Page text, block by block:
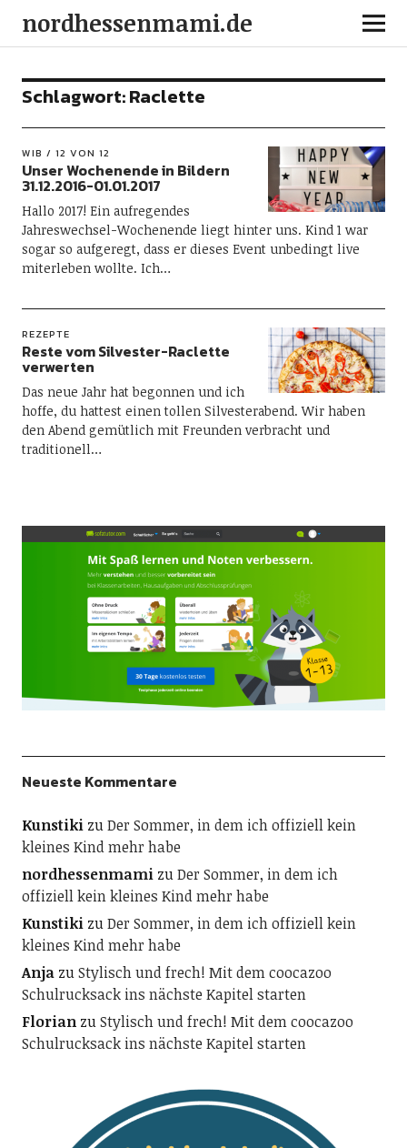
nordhessenmami.de
Schlagwort:Raclette
WIB / 12 VON 12
Unser Wochenende in Bildern
31.12.2016-01.01.2017
Hallo 2017! Ein aufregendes
Jahreswechsel-Wochenende liegt hinter uns. Kind 1 war
sogar so aufgeregt, dass er dieses Event unbedingt live
miterleben wollte. Ich…
REZEPTE
Reste vom Silvester-Raclette
verwerten
Das neue Jahr hat begonnen und ich
hoffe, du hattest einen tollen Silvesterabend. Wir haben
den Abend gemütlich mit Freunden verbracht und
traditionell…
Neueste Kommentare
KunstikizuDer Sommer, in dem ich offiziell kein
kleines Kind mehr habe
nordhessenmamizuDer Sommer, in dem ich
offiziell kein kleines Kind mehr habe
KunstikizuDer Sommer, in dem ich offiziell kein
kleines Kind mehr habe
AnjazuStylisch und frech! Mit dem coocazoo
Schulrucksack ins nächste Kapitel starten
FlorianzuStylisch und frech! Mit dem coocazoo
Schulrucksack ins nächste Kapitel starten